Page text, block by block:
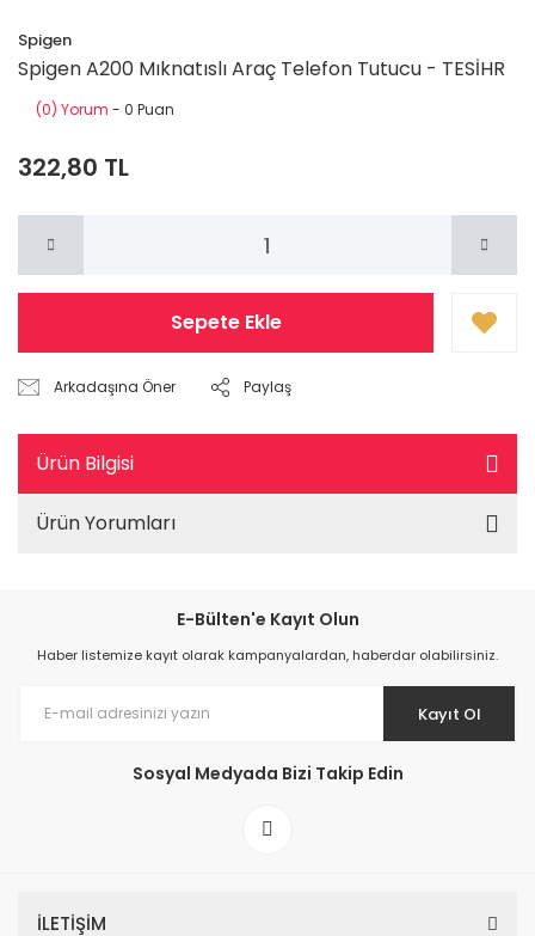
Spigen
Spigen A200 Mıknatıslı Araç Telefon Tutucu - TESİHR
(0) Yorum - 0 Puan
322,80 TL
Sepete Ekle
Arkadaşına Öner Paylaş
Ürün Bilgisi
Ürün Yorumları
E-Bülten'e Kayıt Olun
Haber listemize kayıt olarak kampanyalardan, haberdar olabilirsiniz.
Kayıt Ol
Sosyal Medyada Bizi Takip Edin
İLETİŞİM